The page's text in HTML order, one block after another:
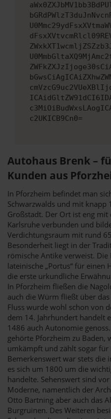
c2UKICB9Cn0=
Autohaus Brenk –
Kunden aus
In Pforzheim befindet man
Schwarzwalds und mit
Großstadt. Der Ort ist eng mit
Karlsruhe verbunden und
Verdichtungsraum mit rund
Besonderheit liegt in der
römische Antike verweist.
lateinische „Portus“ für einen
die erste urkundliche
In Pforzheim fließen die
auch die Würm fließt über
Fluss wurde wohl schon von
dem 14. Jahrhundert handelt
1486 auch Autonomie
gehörte Pforzheim zu Baden,
umkämpft und zählt sogar für
Bemerkenswert war stets die
es sich um 1800 um die
handelte. Sehenswert sind
Moderne, namentlich der
Otto Bartning aber auch das
Burgruinen. Des Weiteren